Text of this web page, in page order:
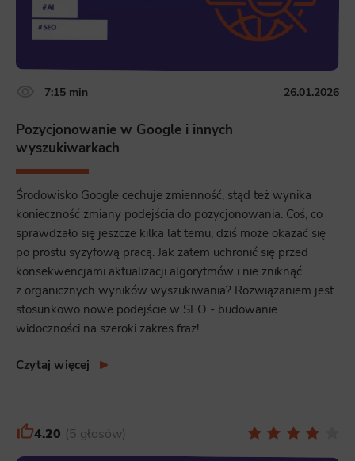
7:15 min 26.01.2026
Pozycjonowanie w Google i innych
wyszukiwarkach
Środowisko Google cechuje zmienność, stąd też wynika
konieczność zmiany podejścia do pozycjonowania. Coś, co
sprawdzało się jeszcze kilka lat temu, dziś może okazać się
po prostu syzyfową pracą. Jak zatem uchronić się przed
konsekwencjami aktualizacji algorytmów i nie zniknąć
z organicznych wyników wyszukiwania? Rozwiązaniem jest
stosunkowo nowe podejście w SEO - budowanie
widoczności na szeroki zakres fraz!
Czytaj więcej
4.20 5 głosów